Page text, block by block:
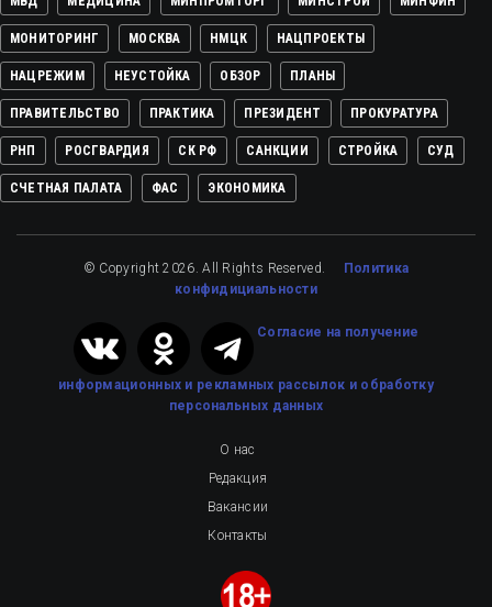
МОНИТОРИНГ МОСКВА НМЦК НАЦПРОЕКТЫ
НАЦРЕЖИМ НЕУСТОЙКА ОБЗОР ПЛАНЫ
ПРАВИТЕЛЬСТВО ПРАКТИКА ПРЕЗИДЕНТ ПРОКУРАТУРА
РНП РОСГВАРДИЯ СК РФ САНКЦИИ СТРОЙКА СУД
СЧЕТНАЯ ПАЛАТА ФАС ЭКОНОМИКА
© Copyright 2026. All Rights Reserved. Политика
конфидициальности
Cогласие на получение
информационных и рекламных рассылок и обработку
персональных данных
О нас
Редакция
Вакансии
Контакты